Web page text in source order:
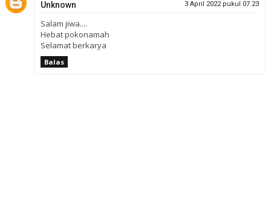
Unknown 3 April 2022 pukul 07.23
Salam jiwa....
Hebat pokonamah
Selamat berkarya
Balas